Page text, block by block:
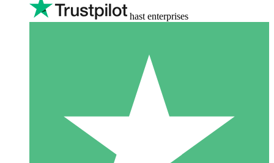
hast enterprises